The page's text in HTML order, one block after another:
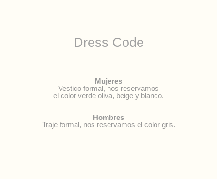
Dress Code
Mujeres
Vestido formal, nos reservamos
el color verde oliva, beige y blanco.
Hombres
Traje formal, nos reservamos el color gris.